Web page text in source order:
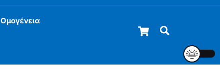
Cart
Ομογένεια